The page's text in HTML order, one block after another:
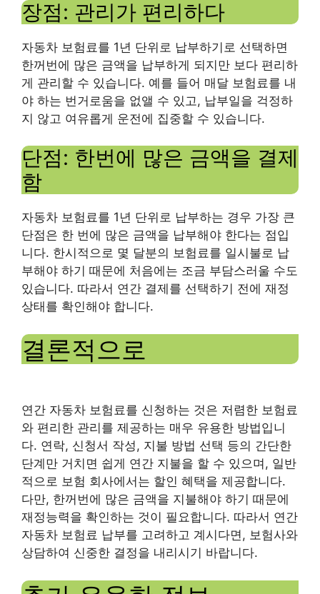
장점: 관리가 편리하다
자동차 보험료를 1년 단위로 납부하기로 선택하면
한꺼번에 많은 금액을 납부하게 되지만 보다 편리하
게 관리할 수 있습니다. 예를 들어 매달 보험료를 내
야 하는 번거로움을 없앨 수 있고, 납부일을 걱정하
지 않고 여유롭게 운전에 집중할 수 있습니다.
단점: 한번에 많은 금액을 결제
함
자동차 보험료를 1년 단위로 납부하는 경우 가장 큰
단점은 한 번에 많은 금액을 납부해야 한다는 점입
니다. 한시적으로 몇 달분의 보험료를 일시불로 납
부해야 하기 때문에 처음에는 조금 부담스러울 수도
있습니다. 따라서 연간 결제를 선택하기 전에 재정
상태를 확인해야 합니다.
결론적으로
연간 자동차 보험료를 신청하는 것은 저렴한 보험료
와 편리한 관리를 제공하는 매우 유용한 방법입니
다. 연락, 신청서 작성, 지불 방법 선택 등의 간단한
단계만 거치면 쉽게 연간 지불을 할 수 있으며, 일반
적으로 보험 회사에서는 할인 혜택을 제공합니다.
다만, 한꺼번에 많은 금액을 지불해야 하기 때문에
재정능력을 확인하는 것이 필요합니다. 따라서 연간
자동차 보험료 납부를 고려하고 계시다면, 보험사와
상담하여 신중한 결정을 내리시기 바랍니다.